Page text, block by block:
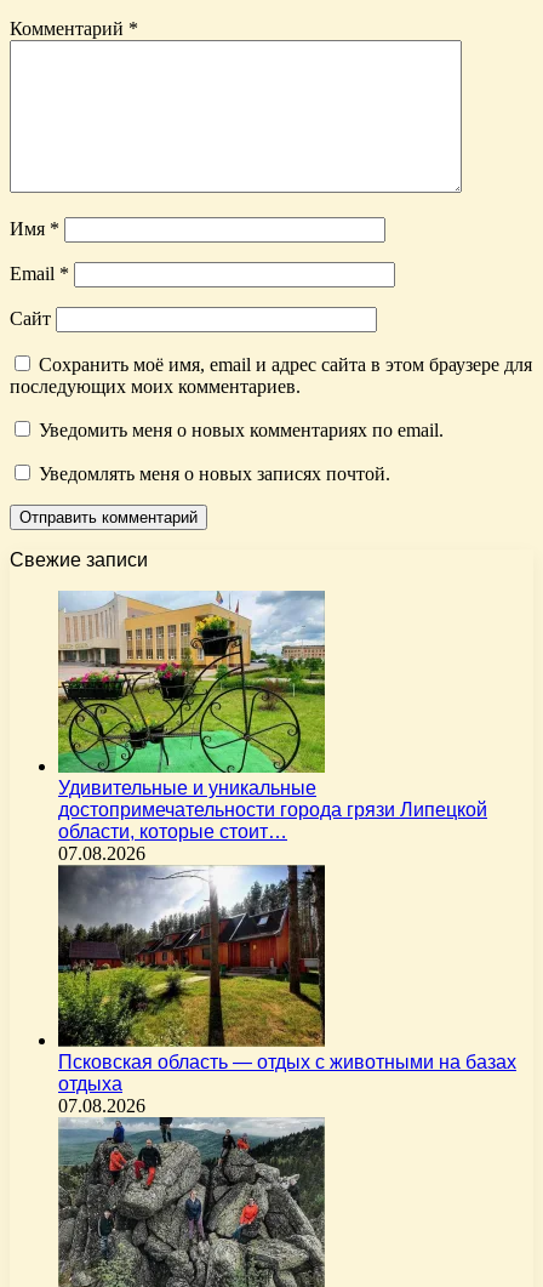
Комментарий *
Имя *
Email *
Сайт
Сохранить моё имя, email и адрес сайта в этом браузере для
последующих моих комментариев.
Уведомить меня о новых комментариях по email.
Уведомлять меня о новых записях почтой.
Свежие записи
Удивительные и уникальные
достопримечательности города грязи Липецкой
области, которые стоит…
07.08.2026
Псковская область — отдых с животными на базах
отдыха
07.08.2026